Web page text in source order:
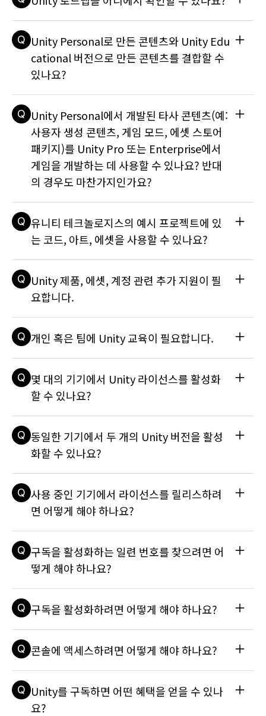
술 자료 문서를 참조하세요: 세금 번호는 어떻게 추가하나요?
트 전문을 확인할 수 있습니다. 동일한 페이지 오른쪽에 있는 드
A
언제 어디에서 무슨 일이 일어나는지 보다 자세히 확인할 수 있
도록 로드맵이 여러 섹션으로 나뉘어 있습니다. 로드맵 외에도
각 섹션에서 사용자는 자신의 아이디어나 피드백을 제출할 수
있습니다. 자세한 내용은 기술 자료 문서를 참조하세요: Unity
에 대한 피드백은 어떻게 제출하나요?
Q Unity Personal로 만든 콘텐츠와 Unity Edu
cational 버전으로 만든 콘텐츠를 결합할 수
있나요?
A
전으로 만든 콘텐츠를 자유롭게 결합할 수 있습니다. 자세한 내
용은 다음 기술 자료 문서를 참조하세요: 학교의 콘텐츠를 집의
개인용 버전과 결합할 수 있나요?
Q Unity Personal에서 개발된 타사 콘텐츠(예:
사용자 생성 콘텐츠, 게임 모드, 에셋 스토어
패키지)를 Unity Pro 또는 Enterprise에서
게임을 개발하는 데 사용할 수 있나요? 반대
의 경우도 마찬가지인가요?
A
콘텐츠를 게임 개발에 사용할 수 있습니다. 자세한 내용은 기술
자료 문서를 참조하세요: 다른 구독 등급에서 제작된 타사 콘텐
어의 에셋을 사용할 수 있나요?
Q 유니티 테크놀로지스의 예시 프로젝트에 있
는 코드, 아트, 에셋을 사용할 수 있나요?
A
상용 게임과 콘텐츠에서 사용하지 않는 것이 좋습니다. 해당 에
셋은 비상업적인 콘텐츠에서 교육적인 용도로만 사용하도록 제
문서를 참조하세요: 상용 게임에 에셋 스토어의 에셋을 사용할
수 있나요?
Q Unity 제품, 에셋, 계정 관련 추가 지원이 필
요합니다.
A
직접 해답을 찾아보세요. 문의 등록 고객 지원 티켓을 작성해 지
요.
Q 개인 혹은 팀에 Unity 교육이 필요합니다.
A
리어를 개발할 수 있는 유니티의 학습 리소스를 확인하세요.
Q 몇 대의 기기에서 Unity 라이선스를 활성화
할 수 있나요?
A
기에서 활성화될 수 있습니다. 자세한 내용은 다음 기술 자료 문
서를 참조하세요: 라이선스를 두 개 이상 활성화하고 싶습니다.
Q 동일한 기기에서 두 개의 Unity 버전을 활성
화할 수 있나요?
A
설치하고 활성화할 수 있습니다. Unity 허브에 대한 자세한 내
용은 기술 자료 문서를 참조하세요: Unity Hub란 무엇인가요?
Q 사용 중인 기기에서 라이선스를 릴리스하려
면 어떻게 해야 하나요?
A
프로/엔터프라이즈 라이선스의 활성화는 어떻게 반환하나요?
Q 구독을 활성화하는 일련 번호를 찾으려면 어
떻게 해야 하나요?
A
사용자에게 부여할 액세스 수준을 파악합니다. 따라서 활성화
성화 프로세스 동안 선택하는 다른 옵션이 있습니다. Pro 및 En
eats를 클릭하면 ID 계정을 통해 라이선스 키를 찾을 수 있습니
다. 자세한 내용은 다음 기술 자료 문서를 참조하세요: 라이선스
일련 번호는 어떻게 찾나요?
Q 구독을 활성화하려면 어떻게 해야 하나요?
A
스 활성화에 대한 안내는 다음 기술 자료 문서를 참조하세요: 라
Q 콘솔에 액세스하려면 어떻게 해야 하나요?
A
려면 각 콘솔의 제조업체에 개발자 자격을 신청해야 하며, 최신
Unity Pro 또는 Enterprise 구독(Xbox 및 PlayStation 전
Q Unity를 구독하면 어떤 혜택을 얻을 수 있나
요?